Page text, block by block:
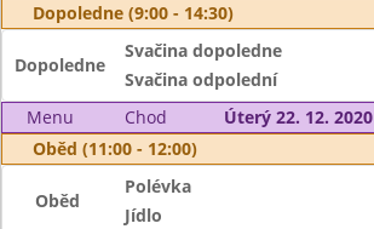
Dopoledne (9:00 - 14:30)
Dopoledne
Svačina dopoledne
Svačina odpolední
Menu
Chod
Úterý 22. 12. 2020
Oběd (11:00 - 12:00)
Oběd
Polévka
Jídlo